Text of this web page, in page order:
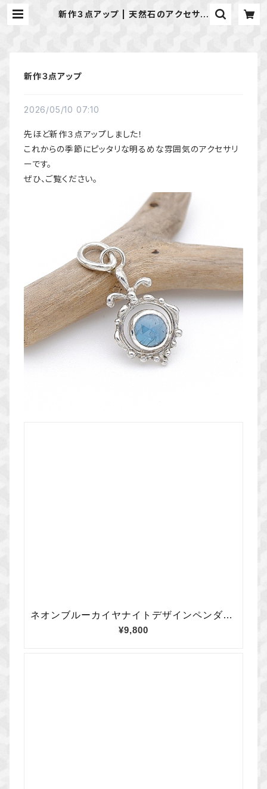
新作３点アップ | 天然石のアクセサリ
新作３点アップ
2026/05/10 07:10
先ほど新作３点アップしました！
これからの季節にピッタリな明るめな雰囲気のアクセサリ
ーです。
ぜひ、ご覧ください。